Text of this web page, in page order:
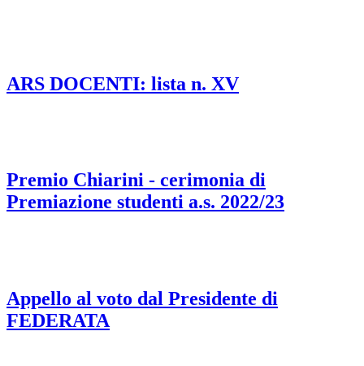
ARS DOCENTI: lista n. XV
Premio Chiarini - cerimonia di
Premiazione studenti a.s. 2022/23
Appello al voto dal Presidente di
FEDERATA